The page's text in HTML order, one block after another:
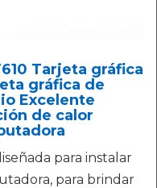
Tarjeta gráfica
gráfica de
Excelente
de calor
para instalar
para brindar